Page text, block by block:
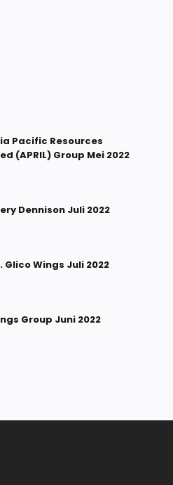
Pacific Resources
(APRIL) Group Mei 2022
Dennison Juli 2022
Glico Wings Juli 2022
Group Juni 2022